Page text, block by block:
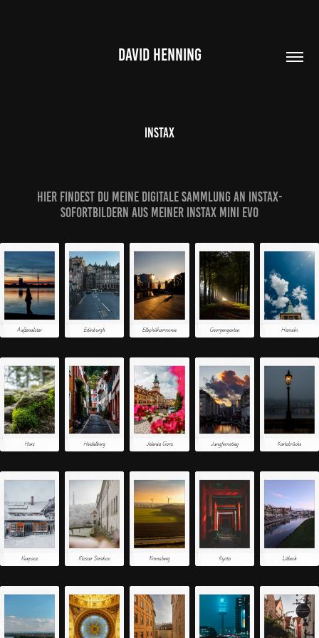
DAVID HENNING
Instax
Hier findest du meine digitale Sammlung an Instax-
Sofortbildern aus meiner Instax Mini Evo